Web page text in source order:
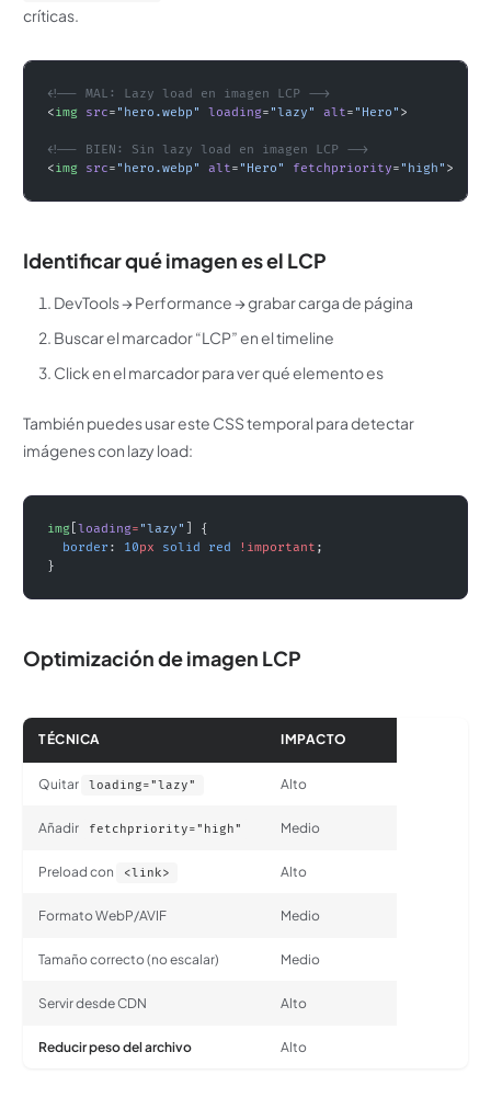
críticas.
<!-- MAL: Lazy load en imagen LCP -->
<img src= "hero.webp" loading= "lazy" alt= "Hero" >
<!-- BIEN: Sin lazy load en imagen LCP -->
<img src= "hero.webp" alt= "Hero" fetchpriority= "high" >
Identificar qué imagen es el LCP
DevTools → Performance → grabar carga de página
Buscar el marcador “LCP” en el timeline
Click en el marcador para ver qué elemento es
También puedes usar este CSS temporal para detectar
imágenes con lazy load:
img loading= "lazy"
] {
  border
: 10px solid red !important ;
}
Optimización de imagen LCP
TÉCNICA IMPACTO
Quitar loading="lazy" Alto
Añadir fetchpriority="high" Medio
Preload con <link> Alto
Formato WebP/AVIF Medio
Tamaño correcto (no escalar) Medio
Servir desde CDN Alto
Reducir peso del archivo Alto